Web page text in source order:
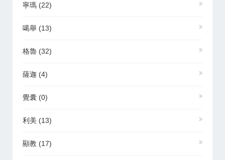
寧瑪 (22)
噶舉 (13)
格魯 (32)
薩迦 (4)
覺囊 (0)
利美 (13)
顯教 (17)